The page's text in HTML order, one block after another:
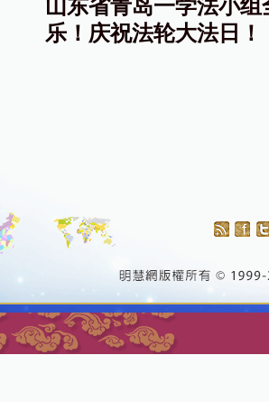
山东省青岛一学法小
乐！庆祝法轮大法日！